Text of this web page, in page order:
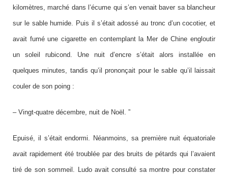
kilomètres, marché dans l’écume qui s’en venait baver sa blancheur
sur le sable humide. Puis il s’était adossé au tronc d’un cocotier, et
avait fumé une cigarette en contemplant la Mer de Chine engloutir
un soleil rubicond. Une nuit d’encre s’était alors installée en
quelques minutes, tandis qu’il prononçait pour le sable qu’il laissait
couler de son poing :
– Vingt-quatre décembre, nuit de Noël. ”
Epuisé, il s’était endormi. Néanmoins, sa première nuit équatoriale
avait rapidement été troublée par des bruits de pétards qui l’avaient
tiré de son sommeil. Ludo avait consulté sa montre pour constater